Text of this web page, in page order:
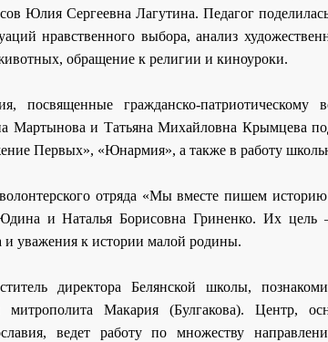
Юлия Сергеевна Лагутина. Педагог
нравственного выбора, анализ
обращение к религии и киноуроки.
посвященные гражданско-
Мартынова и Татьяна Михайловна Крымцева
Первых», «Юнармия», а также в работу
отряда «Мы вместе пишем
и Наталья Борисовна Гриненко. Их цель
и уважения к истории малой родины.
директора Белянской школы,
митрополита Макария (Булгакова). Центр,
ведет работу по множеству